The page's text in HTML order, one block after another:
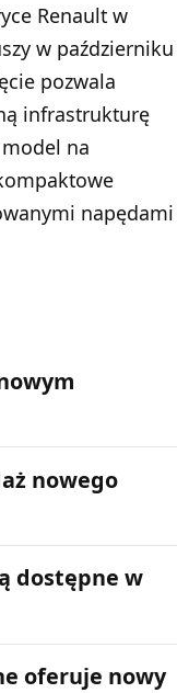
Renault w
w październiku
pozwala
infrastrukturę
na
napędami
nowego
dostępne w
oferuje nowy